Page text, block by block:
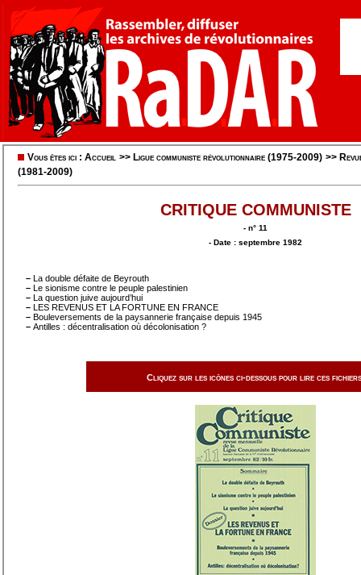
Vous êtes ici : Accueil >> Ligue communiste révolutionnaire (1975-2009) >>
(1981-2009)
CRITIQUE COMMUNISTE
- n° 11
- Date : septembre 1982
– La double défaite de Beyrouth
– Le sionisme contre le peuple palestinien
– La question juive aujourd’hui
– LES REVENUS ET LA FORTUNE EN FRANCE
– Bouleversements de la paysannerie française depuis 1945
– Antilles : décentralisation où décolonisation ?
Cliquez sur les icônes ci-dessous pour lire ces